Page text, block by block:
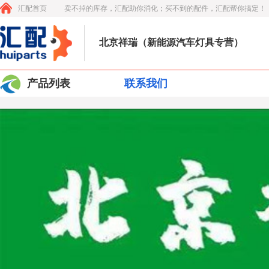
汇配首页 卖不掉的库存，汇配助你消化；买不到的配件，汇配帮你搞定！
北京祥瑞（新能源汽车灯具专营）
产品列表 联系我们